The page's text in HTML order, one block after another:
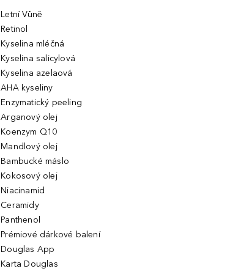
Letní Vůně
Retinol
Kyselina mléčná
Kyselina salicylová
Kyselina azelaová
AHA kyseliny
Enzymatický peeling
Arganový olej
Koenzym Q10
Mandlový olej
Bambucké máslo
Kokosový olej
Niacinamid
Ceramidy
Panthenol
Prémiové dárkové balení
Douglas App
Karta Douglas